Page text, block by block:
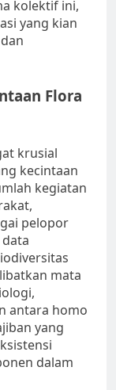
kolektif ini,
yang kian
Flora
krusial
kecintaan
kegiatan
pelopor
mata
antara homo
yang
dalam